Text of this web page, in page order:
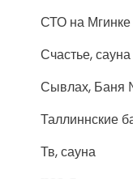
СТО на Мгинке
Счастье, сауна
Сывлах, Баня
Таллиннские
Тв, сауна